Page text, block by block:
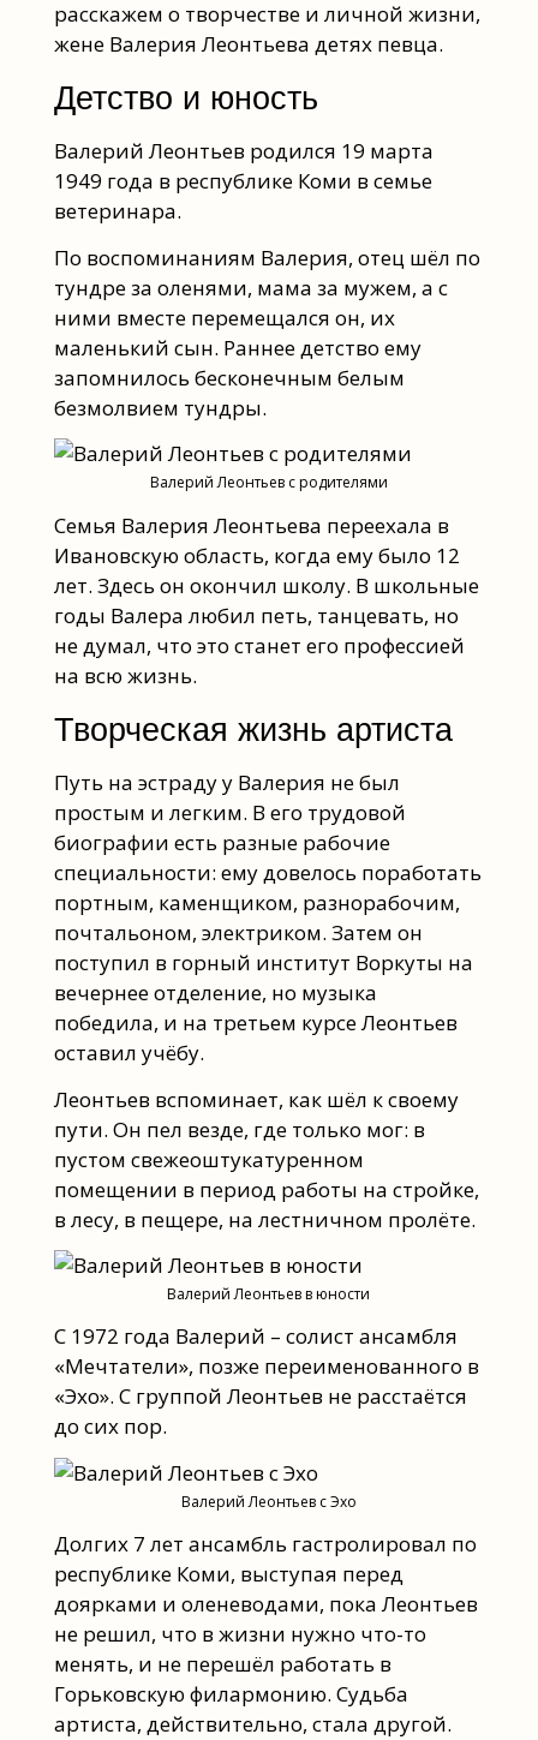
расскажем о творчестве и личной жизни,
жене Валерия Леонтьева детях певца.
Детство и юность
Валерий Леонтьев родился 19 марта
1949 года в республике Коми в семье
ветеринара.
По воспоминаниям Валерия, отец шёл по
тундре за оленями, мама за мужем, а с
ними вместе перемещался он, их
маленький сын. Раннее детство ему
запомнилось бесконечным белым
безмолвием тундры.
Валерий Леонтьев с родителями
Семья Валерия Леонтьева переехала в
Ивановскую область, когда ему было 12
лет. Здесь он окончил школу. В школьные
годы Валера любил петь, танцевать, но
не думал, что это станет его профессией
на всю жизнь.
Творческая жизнь артиста
Путь на эстраду у Валерия не был
простым и легким. В его трудовой
биографии есть разные рабочие
специальности: ему довелось поработать
портным, каменщиком, разнорабочим,
почтальоном, электриком. Затем он
поступил в горный институт Воркуты на
вечернее отделение, но музыка
победила, и на третьем курсе Леонтьев
оставил учёбу.
Леонтьев вспоминает, как шёл к своему
пути. Он пел везде, где только мог: в
пустом свежеоштукатуренном
помещении в период работы на стройке,
в лесу, в пещере, на лестничном пролёте.
Валерий Леонтьев в юности
С 1972 года Валерий – солист ансамбля
«Мечтатели», позже переименованного в
«Эхо». С группой Леонтьев не расстаётся
до сих пор.
Валерий Леонтьев с Эхо
Долгих 7 лет ансамбль гастролировал по
республике Коми, выступая перед
доярками и оленеводами, пока Леонтьев
не решил, что в жизни нужно что-то
менять, и не перешёл работать в
Горьковскую филармонию. Судьба
артиста, действительно, стала другой.